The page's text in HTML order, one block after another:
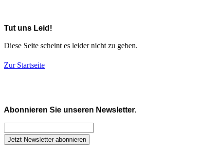
Tut uns Leid!
Diese Seite scheint es leider nicht zu geben.
Zur Startseite
Abonnieren Sie unseren Newsletter.
Jetzt Newsletter abonnieren